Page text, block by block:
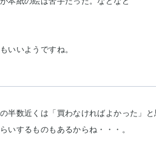
いいようですね。
数近くは「買わなければよかった」と
いするものもあるからね・・・。